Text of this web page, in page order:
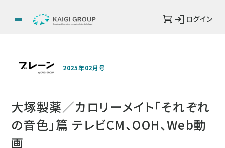
ログイン
2025年02月号
大塚製薬／カロリーメイト「それぞれ
の音色」篇 テレビCM、OOH、Web動
画